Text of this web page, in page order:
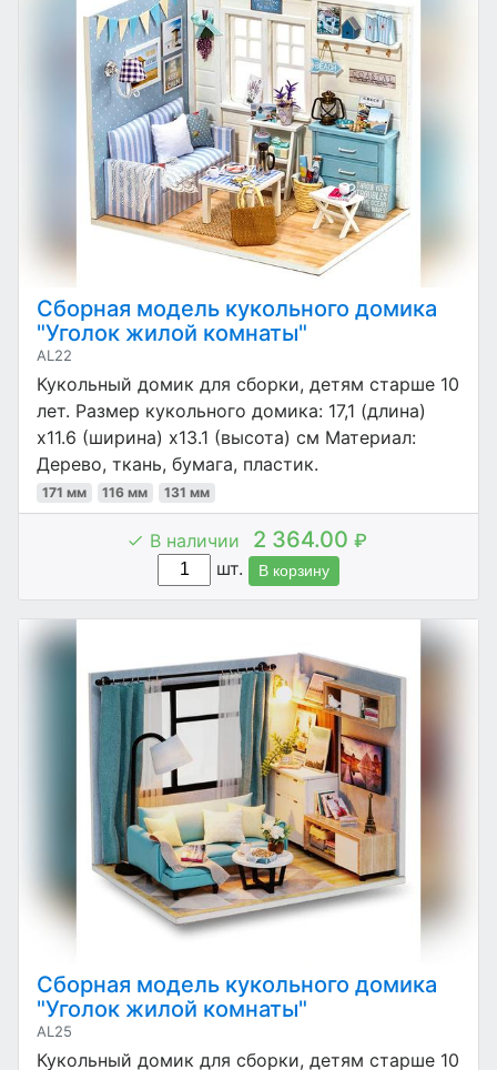
Сборная модель кукольного домика
"Уголок жилой комнаты"
AL22
Кукольный домик для сборки, детям старше 10
лет. Размер кукольного домика: 17,1 (длина)
x11.6 (ширина) x13.1 (высота) см Материал:
Дерево, ткань, бумага, пластик.
171 мм 116 мм 131 мм
В наличии 2 364.00 ₽
шт.
В корзину
Сборная модель кукольного домика
"Уголок жилой комнаты"
AL25
Кукольный домик для сборки, детям старше 10